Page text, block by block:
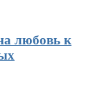
любовь к